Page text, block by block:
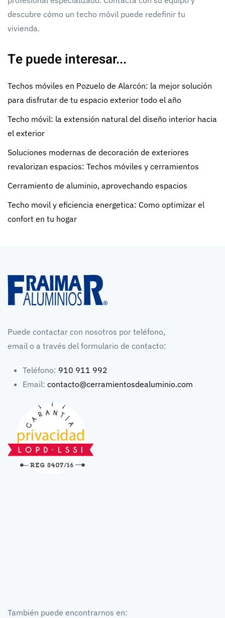
descubre cómo un techo móvil puede redefinir tu
vivienda.
Te puede interesar...
Techos móviles en Pozuelo de Alarcón: la mejor solución
para disfrutar de tu espacio exterior todo el año
Techo móvil: la extensión natural del diseño interior hacia
el exterior
Soluciones modernas de decoración de exteriores
revalorizan espacios: Techos móviles y cerramientos
Cerramiento de aluminio, aprovechando espacios
Techo movil y eficiencia energetica: Como optimizar el
confort en tu hogar
Puede contactar con nosotros por teléfono,
email o a través del formulario de contacto:
Teléfono: 910 911 992
Email: contacto@cerramientosdealuminio.com
También puede encontrarnos en: